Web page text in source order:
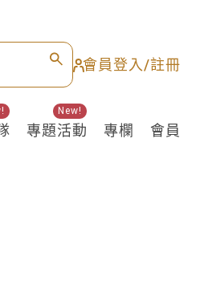
會員登入/註冊
專題活動
New!
專欄 會員